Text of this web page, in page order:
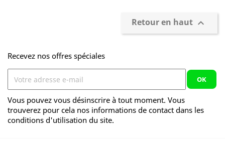
Retour en haut 
Recevez nos offres spéciales
Vous pouvez vous désinscrire à tout moment. Vous
trouverez pour cela nos informations de contact dans les
conditions d'utilisation du site.